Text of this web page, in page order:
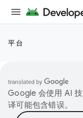
平台
Google 会使用 AI
译可能包含错误。